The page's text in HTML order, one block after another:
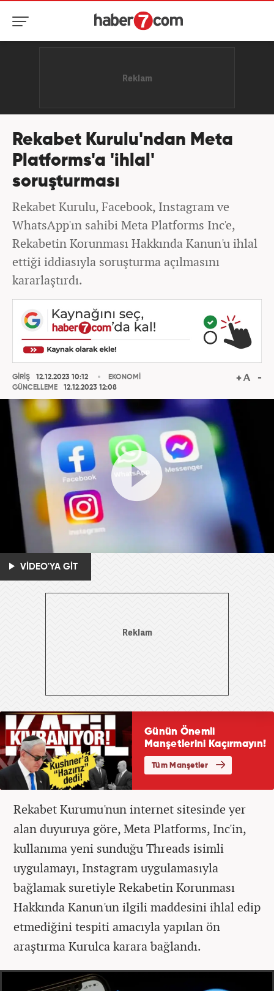
Rekabet Kurulu'ndan Meta
Platforms'a 'ihlal'
soruşturması
Rekabet Kurulu, Facebook, Instagram ve
WhatsApp'ın sahibi Meta Platforms Inc'e,
Rekabetin Korunması Hakkında Kanun'u ihlal
ettiği iddiasıyla soruşturma açılmasını
kararlaştırdı.
GİRİŞ
12.12.2023 10:12
GÜNCELLEME
12.12.2023 12:08
EKONOMİ
VİDEO'YA GİT
Rekabet Kurumu'nun internet sitesinde yer
alan duyuruya göre, Meta Platforms, Inc'in,
kullanıma yeni sunduğu Threads isimli
uygulamayı, Instagram uygulamasıyla
bağlamak suretiyle Rekabetin Korunması
Hakkında Kanun'un ilgili maddesini ihlal edip
etmediğini tespiti amacıyla yapılan ön
araştırma Kurulca karara bağlandı.